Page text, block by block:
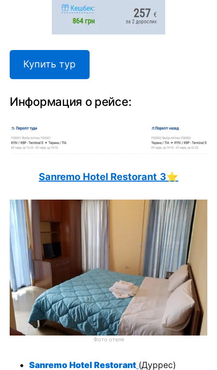
Купить тур
Информация о рейсе:
Sanremo Hotel Restorant 3⭐️
Фото отеля
Sanremo Hotel Restorant (Дуррес)